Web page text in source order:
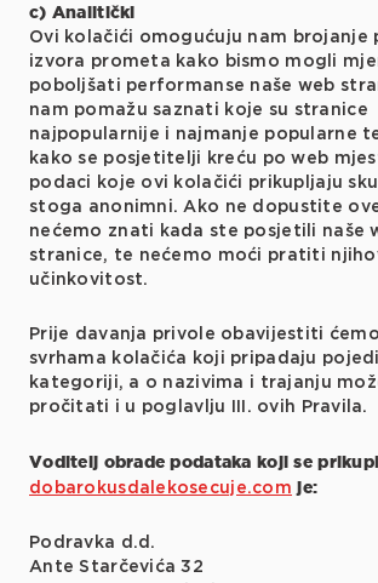
c) Analitički
Ovi kolačići omogućuju nam brojanje
izvora prometa kako bismo mogli
poboljšati performanse naše web
nam pomažu saznati koje su stranice
najpopularnije i najmanje popularne
kako se posjetitelji kreću po web
podaci koje ovi kolačići prikupljaju
stoga anonimni. Ako ne dopustite
nećemo znati kada ste posjetili naše
stranice, te nećemo moći pratiti
učinkovitost.
Prije davanja privole obavijestiti
svrhama kolačića koji pripadaju
kategoriji, a o nazivima i trajanju
pročitati i u poglavlju III. ovih Pravila.
Voditelj obrade podataka koji se
dobarokusdalekosecuje.com je:
Podravka d.d.
Ante Starčevića 32